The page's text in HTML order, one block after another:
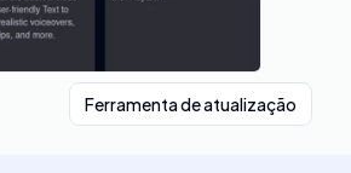
Ferramenta de atualização